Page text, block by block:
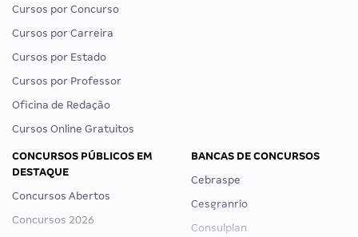
Cursos por Concurso
Cursos por Carreira
Cursos por Estado
Cursos por Professor
Oficina de Redação
Cursos Online Gratuitos
CONCURSOS PÚBLICOS EM
DESTAQUE
Concursos Abertos
Concursos 2026
BANCAS DE CONCURSOS
Cebraspe
Cesgranrio
Consulplan